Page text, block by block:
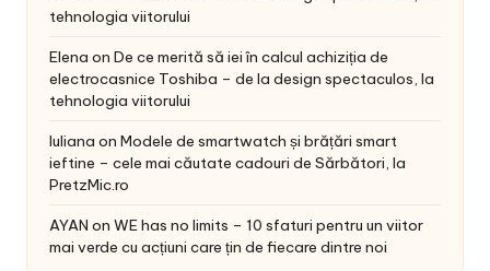
tehnologia viitorului
Elena on De ce merită să iei în calcul achiziția de
electrocasnice Toshiba – de la design spectaculos, la
tehnologia viitorului
Iuliana on Modele de smartwatch și brățări smart
ieftine – cele mai căutate cadouri de Sărbători, la
PretzMic.ro
AYAN on WE has no limits – 10 sfaturi pentru un viitor
mai verde cu acțiuni care țin de fiecare dintre noi